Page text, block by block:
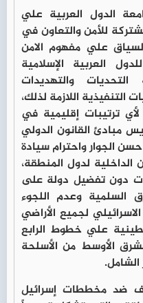
الدول العربية علي
للأمن والتعاون في
علي مفهوم الامن
العربية الإسلامية
والتهديدات
التنفيذية اللازمة لذلك،
ترتيبات إقليمية في
مبادئ القانون الدولي
الجوار واحترام سيادة
لدول المنطقة،
دون تفضيل دولة على
السلمية وعدم اللجوء
لجميع الأراضي
علي خطوط الرابع
وإخلاء الشرق الأوسط من الأسلحة
الشامل.
ضد مخططات إسرائيل